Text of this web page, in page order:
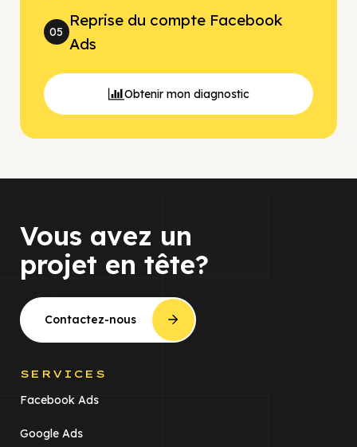
05
Reprise du compte Facebook
Ads
Obtenir mon diagnostic
Vous avez un
projet en tête?
Contactez-nous
SERVICES
Facebook Ads
Google Ads